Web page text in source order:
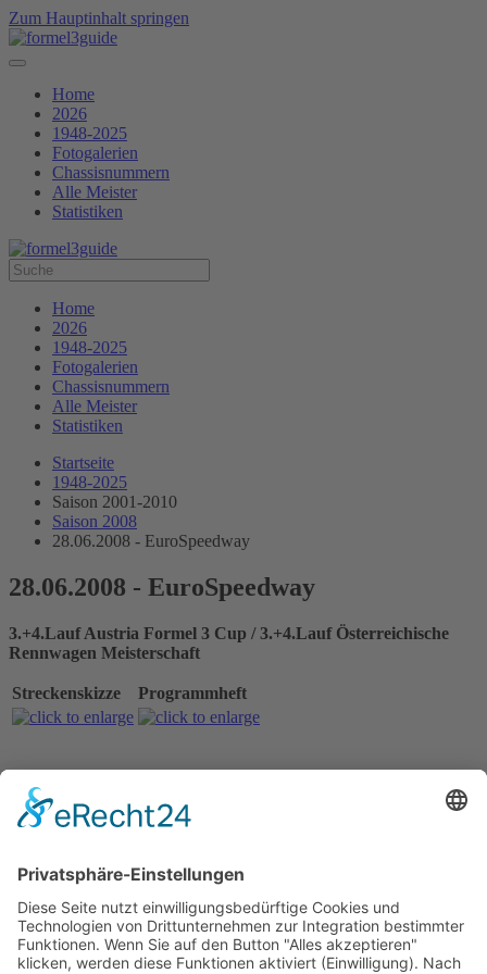
Zum Hauptinhalt springen
Home
2026
1948-2025
Fotogalerien
Chassisnummern
Alle Meister
Statistiken
Home
2026
1948-2025
Fotogalerien
Chassisnummern
Alle Meister
Statistiken
Startseite
1948-2025
Saison 2001-2010
Saison 2008
28.06.2008 - EuroSpeedway
28.06.2008 - EuroSpeedway
3.+4.Lauf Austria Formel 3 Cup / 3.+4.Lauf Österreichische
Rennwagen Meisterschaft
Streckenskizze Programmheft
Alle Ergebnisse:
Ergebnis freies Training
Startaufstellung Rennen 1
Ergebnis Rennen 1